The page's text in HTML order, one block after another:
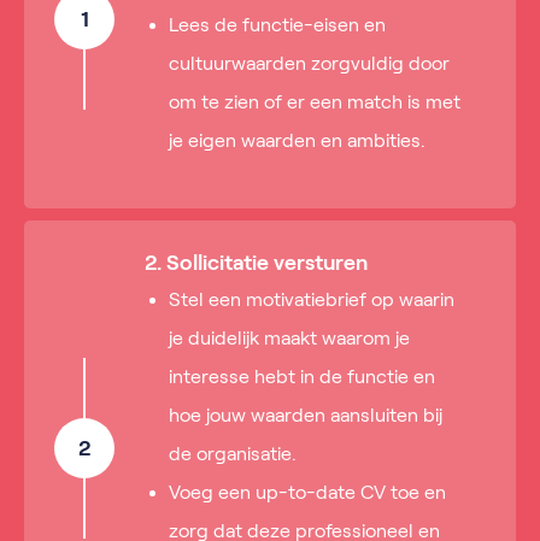
1
Lees de functie-eisen en
cultuurwaarden zorgvuldig door
om te zien of er een match is met
je eigen waarden en ambities.
2
2. Sollicitatie versturen
Stel een motivatiebrief op waarin
je duidelijk maakt waarom je
interesse hebt in de functie en
hoe jouw waarden aansluiten bij
de organisatie.
Voeg een up-to-date CV toe en
zorg dat deze professioneel en